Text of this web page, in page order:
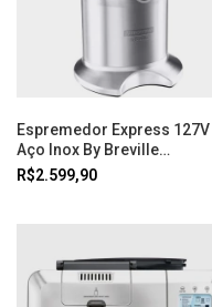
Espremedor Express 127V
Aço Inox By Breville
Tramontina
R$2.599,90